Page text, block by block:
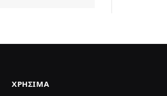
ΧΡΉΣΙΜΑ